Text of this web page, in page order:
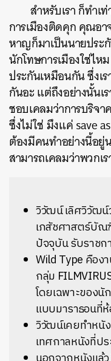
สำหรับเรา ก็ทำเ
การเมืองติดคุก คุณอ
หาญก็มาเป็นนายปร
นักโทษการเมืองใช่ไ
ประกันเหมือนกัน ซึ่งเ
กันอะ แต่ถึงอย่างนั้นเ
ชอบเคลมว่าการบริจา
ซึ่งไม่ใช่ มึงแค่ save
ต้องมีคนทำอย่างนี้อยู่น
สามารถเคลมว่าพวก
วิวัฒน์ เลิศวิวัฒ
เภสัชศาสตร์บัณ
ปัจจุบัน รับราชก
Wild Type คือง
กลุ่ม
โดยเฉพาะของ
แบบมาราธอนที่
วิวัฒน์เคยทำหนั
เทศกาลหนังที่ป